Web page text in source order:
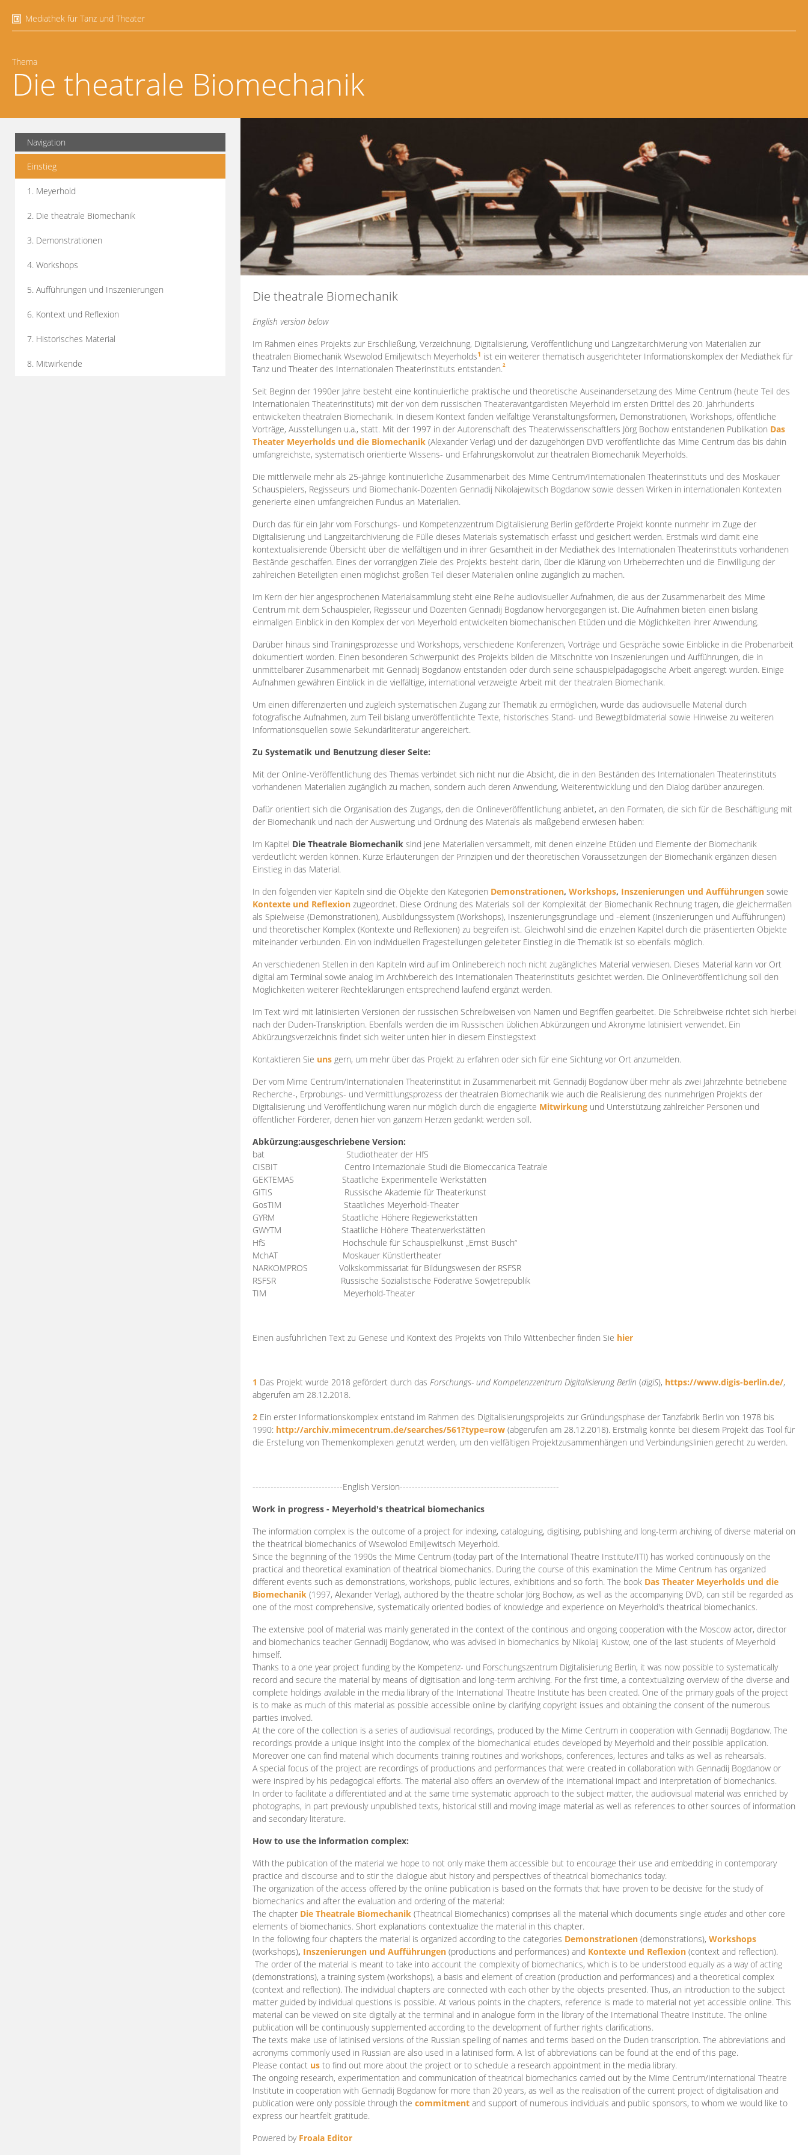
Mediathek für Tanz und Theater
Thema
Die theatrale Biomechanik
Navigation
Einstieg
1. Meyerhold
2. Die theatrale Biomechanik
3. Demonstrationen
4. Workshops
5. Aufführungen und Inszenierungen
6. Kontext und Reflexion
7. Historisches Material
8. Mitwirkende
Die theatrale Biomechanik
English version below
Im Rahmen eines Projekts zur Erschließung, Verzeichnung, Digitalisierung, Veröffentlichung und Langzeitarchivierung von Materialien zur
theatralen Biomechanik Wsewolod Emiljewitsch Meyerholds1 ist ein weiterer thematisch ausgerichteter Informationskomplex der Mediathek für
Tanz und Theater des Internationalen Theaterinstituts entstanden.2
Seit Beginn der 1990er Jahre besteht eine kontinuierliche praktische und theoretische Auseinandersetzung des Mime Centrum (heute Teil des
Internationalen Theaterinstituts) mit der von dem russischen Theateravantgardisten Meyerhold im ersten Drittel des 20. Jahrhunderts
entwickelten theatralen Biomechanik. In diesem Kontext fanden vielfältige Veranstaltungsformen, Demonstrationen, Workshops, öffentliche
Vorträge, Ausstellungen u.a., statt. Mit der 1997 in der Autorenschaft des Theaterwissenschaftlers Jörg Bochow entstandenen Publikation Das
Theater Meyerholds und die Biomechanik (Alexander Verlag) und der dazugehörigen DVD veröffentlichte das Mime Centrum das bis dahin
umfangreichste, systematisch orientierte Wissens- und Erfahrungskonvolut zur theatralen Biomechanik Meyerholds.
Die mittlerweile mehr als 25-jährige kontinuierliche Zusammenarbeit des Mime Centrum/Internationalen Theaterinstituts und des Moskauer
Schauspielers, Regisseurs und Biomechanik-Dozenten Gennadij Nikolajewitsch Bogdanow sowie dessen Wirken in internationalen Kontexten
generierte einen umfangreichen Fundus an Materialien.
Durch das für ein Jahr vom Forschungs- und Kompetenzzentrum Digitalisierung Berlin geförderte Projekt konnte nunmehr im Zuge der
Digitalisierung und Langzeitarchivierung die Fülle dieses Materials systematisch erfasst und gesichert werden. Erstmals wird damit eine
kontextualisierende Übersicht über die vielfältigen und in ihrer Gesamtheit in der Mediathek des Internationalen Theaterinstituts vorhandenen
Bestände geschaffen. Eines der vorrangigen Ziele des Projekts besteht darin, über die Klärung von Urheberrechten und die Einwilligung der
zahlreichen Beteiligten einen möglichst großen Teil dieser Materialien online zugänglich zu machen.
Im Kern der hier angesprochenen Materialsammlung steht eine Reihe audiovisueller Aufnahmen, die aus der Zusammenarbeit des Mime
Centrum mit dem Schauspieler, Regisseur und Dozenten Gennadij Bogdanow hervorgegangen ist. Die Aufnahmen bieten einen bislang
einmaligen Einblick in den Komplex der von Meyerhold entwickelten biomechanischen Etüden und die Möglichkeiten ihrer Anwendung.
Darüber hinaus sind Trainingsprozesse und Workshops, verschiedene Konferenzen, Vorträge und Gespräche sowie Einblicke in die Probenarbeit
dokumentiert worden. Einen besonderen Schwerpunkt des Projekts bilden die Mitschnitte von Inszenierungen und Aufführungen, die in
unmittelbarer Zusammenarbeit mit Gennadij Bogdanow entstanden oder durch seine schauspielpädagogische Arbeit angeregt wurden. Einige
Aufnahmen gewähren Einblick in die vielfältige, international verzweigte Arbeit mit der theatralen Biomechanik.
Um einen differenzierten und zugleich systematischen Zugang zur Thematik zu ermöglichen, wurde das audiovisuelle Material durch
fotografische Aufnahmen, zum Teil bislang unveröffentlichte Texte, historisches Stand- und Bewegtbildmaterial sowie Hinweise zu weiteren
Informationsquellen sowie Sekundärliteratur angereichert.
Zu Systematik und Benutzung dieser Seite:
Mit der Online-Veröffentlichung des Themas verbindet sich nicht nur die Absicht, die in den Beständen des Internationalen Theaterinstituts
vorhandenen Materialien zugänglich zu machen, sondern auch deren Anwendung, Weiterentwicklung und den Dialog darüber anzuregen.
Dafür orientiert sich die Organisation des Zugangs, den die Onlineveröffentlichung anbietet, an den Formaten, die sich für die Beschäftigung mit
der Biomechanik und nach der Auswertung und Ordnung des Materials als maßgebend erwiesen haben:
Im Kapitel Die Theatrale Biomechanik sind jene Materialien versammelt, mit denen einzelne Etüden und Elemente der Biomechanik
verdeutlicht werden können. Kurze Erläuterungen der Prinzipien und der theoretischen Voraussetzungen der Biomechanik ergänzen diesen
Einstieg in das Material.
In den folgenden vier Kapiteln sind die Objekte den Kategorien Demonstrationen, Workshops, Inszenierungen und Aufführungen sowie
Kontexte und Reflexion zugeordnet. Diese Ordnung des Materials soll der Komplexität der Biomechanik Rechnung tragen, die gleichermaßen
als Spielweise (Demonstrationen), Ausbildungssystem (Workshops), Inszenierungsgrundlage und -element (Inszenierungen und Aufführungen)
und theoretischer Komplex (Kontexte und Reflexionen) zu begreifen ist. Gleichwohl sind die einzelnen Kapitel durch die präsentierten Objekte
miteinander verbunden. Ein von individuellen Fragestellungen geleiteter Einstieg in die Thematik ist so ebenfalls möglich.
An verschiedenen Stellen in den Kapiteln wird auf im Onlinebereich noch nicht zugängliches Material verwiesen. Dieses Material kann vor Ort
digital am Terminal sowie analog im Archivbereich des Internationalen Theaterinstituts gesichtet werden. Die Onlineveröffentlichung soll den
Möglichkeiten weiterer Rechteklärungen entsprechend laufend ergänzt werden.
Im Text wird mit latinisierten Versionen der russischen Schreibweisen von Namen und Begriffen gearbeitet. Die Schreibweise richtet sich hierbei
nach der Duden-Transkription. Ebenfalls werden die im Russischen üblichen Abkürzungen und Akronyme latinisiert verwendet. Ein
Abkürzungsverzeichnis findet sich weiter unten hier in diesem Einstiegstext
Kontaktieren Sie uns gern, um mehr über das Projekt zu erfahren oder sich für eine Sichtung vor Ort anzumelden.
Der vom Mime Centrum/Internationalen Theaterinstitut in Zusammenarbeit mit Gennadij Bogdanow über mehr als zwei Jahrzehnte betriebene
Recherche-, Erprobungs- und Vermittlungsprozess der theatralen Biomechanik wie auch die Realisierung des nunmehrigen Projekts der
Digitalisierung und Veröffentlichung waren nur möglich durch die engagierte Mitwirkung und Unterstützung zahlreicher Personen und
öffentlicher Förderer, denen hier von ganzem Herzen gedankt werden soll.
Abkürzung:ausgeschriebene Version:
bat
Studiotheater der HfS
CISBIT
Centro Internazionale Studi die Biomeccanica Teatrale
GEKTEMAS
Staatliche Experimentelle Werkstätten
GITIS
Russische Akademie für Theaterkunst
GosTIM
Staatliches Meyerhold-Theater
GYRM
Staatliche Höhere Regiewerkstätten
GWYTM
Staatliche Höhere Theaterwerkstätten
HfS
Hochschule für Schauspielkunst „Ernst Busch“
MchAT
Moskauer Künstlertheater
NARKOMPROS
Volkskommissariat für Bildungswesen der RSFSR
RSFSR
Russische Sozialistische Föderative Sowjetrepublik
TIM Meyerhold-Theater
Einen ausführlichen Text zu Genese und Kontext des Projekts von Thilo Wittenbecher finden Sie hier
1 Das Projekt wurde 2018 gefördert durch das Forschungs- und Kompetenzzentrum DigitalisierungBerlin (digiS), https://www.digis-berlin.de/,
abgerufen am 28.12.2018.
2 Ein erster Informationskomplex entstand im Rahmen des Digitalisierungsprojekts zur Gründungsphase der Tanzfabrik Berlin von 1978 bis
1990: http://archiv.mimecentrum.de/searches/561?type=row (abgerufen am 28.12.2018). Erstmalig konnte bei diesem Projekt das Tool für
die Erstellung von Themenkomplexen genutzt werden, um den vielfältigen Projektzusammenhängen und Verbindungslinien gerecht zu werden.
------------------------------English Version-----------------------------------------------------
Work in progress - Meyerhold's theatrical biomechanics
The information complex is the outcome of a project for indexing, cataloguing, digitising, publishing and long-term archiving of diverse material on
the theatrical biomechanics of Wsewolod Emiljewitsch Meyerhold.
Since the beginning of the 1990s the Mime Centrum (today part of the International Theatre Institute/ITI) has worked continuously on the
practical and theoretical examination of theatrical biomechanics. During the course of this examination the Mime Centrum has organized
different events such as demonstrations, workshops, public lectures, exhibitions and so forth. The book Das Theater Meyerholds und die
Biomechanik (1997, Alexander Verlag), authored by the theatre scholar Jörg Bochow, as well as the accompanying DVD, can still be regarded as
one of the most comprehensive, systematically oriented bodies of knowledge and experience on Meyerhold's theatrical biomechanics.
The extensive pool of material was mainly generated in the context of the continous and ongoing cooperation with the Moscow actor, director
and biomechanics teacher Gennadij Bogdanow, who was advised in biomechanics by Nikolaij Kustow, one of the last students of Meyerhold
himself.
Thanks to a one year project funding by the Kompetenz- und Forschungszentrum Digitalisierung Berlin, it was now possible to systematically
record and secure the material by means of digitisation and long-term archiving. For the first time, a contextualizing overview of the diverse and
complete holdings available in the media library of the International Theatre Institute has been created. One of the primary goals of the project
is to make as much of this material as possible accessible online by clarifying copyright issues and obtaining the consent of the numerous
parties involved.
At the core of the collection is a series of audiovisual recordings, produced by the Mime Centrum in cooperation with Gennadij Bogdanow. The
recordings provide a unique insight into the complex of the biomechanical etudes developed by Meyerhold and their possible application.
Moreover one can find material which documents training routines and workshops, conferences, lectures and talks as well as rehearsals.
A special focus of the project are recordings of productions and performances that were created in collaboration with Gennadij Bogdanow or
were inspired by his pedagogical efforts. The material also offers an overview of the international impact and interpretation of biomechanics.
In order to facilitate a differentiated and at the same time systematic approach to the subject matter, the audiovisual material was enriched by
photographs, in part previously unpublished texts, historical still and moving image material as well as references to other sources of information
and secondary literature.
How to use the information complex:
With the publication of the material we hope to not only make them accessible but to encourage their use and embedding in contemporary
practice and discourse and to stir the dialogue abut history and perspectives of theatrical biomechanics today.
The organization of the access offered by the online publication is based on the formats that have proven to be decisive for the study of
biomechanics and after the evaluation and ordering of the material:
The chapter Die Theatrale Biomechanik (Theatrical Biomechanics) comprises all the material which documents single etudes and other core
elements of biomechanics. Short explanations contextualize the material in this chapter.
In the following four chapters the material is organized according to the categories Demonstrationen (demonstrations), Workshops
(workshops), Inszenierungen und Aufführungen (productions and performances) and Kontexte und Reflexion (context and reflection).
The order of the material is meant to take into account the complexity of biomechanics, which is to be understood equally as a way of acting
(demonstrations), a training system (workshops), a basis and element of creation (production and performances) and a theoretical complex
(context and reflection). The individual chapters are connected with each other by the objects presented. Thus, an introduction to the subject
matter guided by individual questions is possible. At various points in the chapters, reference is made to material not yet accessible online. This
material can be viewed on site digitally at the terminal and in analogue form in the library of the International Theatre Institute. The online
publication will be continuously supplemented according to the development of further rights clarifications.
The texts make use of latinised versions of the Russian spelling of names and terms based on the Duden transcription. The abbreviations and
acronyms commonly used in Russian are also used in a latinised form. A list of abbreviations can be found at the end of this page.
Please contact us to find out more about the project or to schedule a research appointment in the media library.
The ongoing research, experimentation and communication of theatrical biomechanics carried out by the Mime Centrum/International Theatre
Institute in cooperation with Gennadij Bogdanow for more than 20 years, as well as the realisation of the current project of digitalisation and
publication were only possible through the commitment and support of numerous individuals and public sponsors, to whom we would like to
express our heartfelt gratitude.
Powered by Froala Editor